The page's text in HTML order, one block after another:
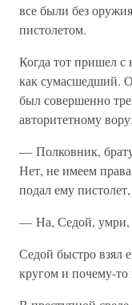
все были без
пистолетом.
Когда тот пришел
как сумасшедший.
был совершенно
авторитетному вору:
— Полковник,
Нет, не имеем
подал ему
— На, Седой, умри,
Седой быстро взял
кругом и почему-